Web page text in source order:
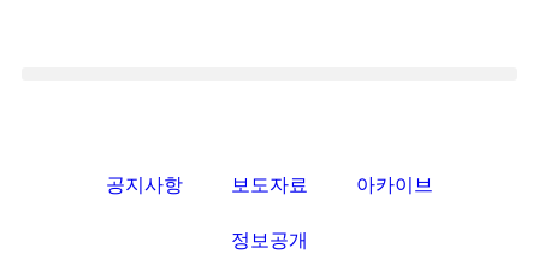
공지사항 보도자료 아카이브
정보공개